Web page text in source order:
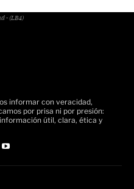
- (LB4)
informar con veracidad,
por prisa ni por presión:
útil, clara, ética y